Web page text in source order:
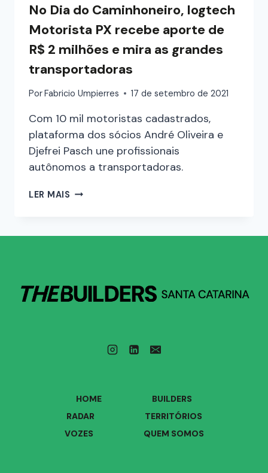
No Dia do Caminhoneiro, logtech
Motorista PX recebe aporte de
R$ 2 milhões e mira as grandes
transportadoras
PorFabricio Umpierres 17 de setembro de 2021
Com 10 mil motoristas cadastrados,
plataforma dos sócios André Oliveira e
Djefrei Pasch une profissionais
autônomos a transportadoras.
LER MAIS
HOME
BUILDERS
RADAR
TERRITÓRIOS
VOZES
QUEM SOMOS